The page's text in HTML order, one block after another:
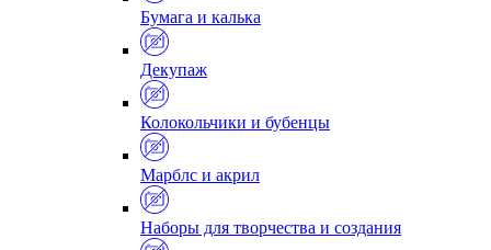
Бумага и калька
Декупаж
Колокольчики и бубенцы
Марблс и акрил
Наборы для творчества и создания